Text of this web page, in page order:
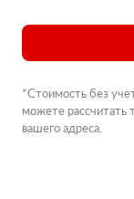
*Стоимость без
можете рассчитать
вашего адреса.